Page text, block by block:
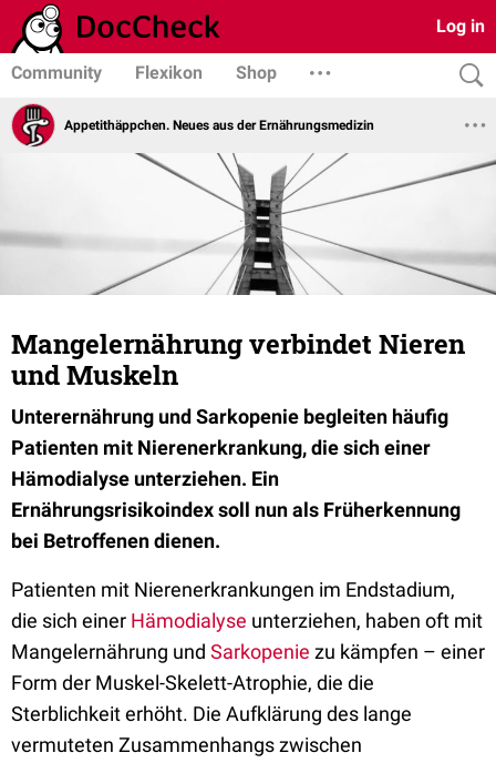
Log in
Community Flexikon Shop
Appetithäppchen. Neues aus der Ernährungsmedizin
Mangelernährung verbindet Nieren
und Muskeln
Unterernährung und Sarkopenie begleiten häufig
Patienten mit Nierenerkrankung, die sich einer
Hämodialyse unterziehen. Ein
Ernährungsrisikoindex soll nun als Früherkennung
bei Betroffenen dienen.
Patienten mit Nierenerkrankungen im Endstadium,
die sich einer Hämodialyse unterziehen, haben oft mit
Mangelernährung und Sarkopenie zu kämpfen – einer
Form der Muskel-Skelett-Atrophie, die die
Sterblichkeit erhöht. Die Aufklärung des lange
vermuteten Zusammenhangs zwischen